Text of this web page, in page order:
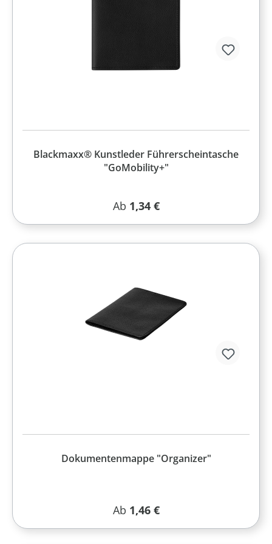
Blackmaxx® Kunstleder Führerscheintasche
"GoMobility+"
Regulärer Preis:
Ab 1,34 €
Dokumentenmappe "Organizer"
Regulärer Preis:
Ab 1,46 €